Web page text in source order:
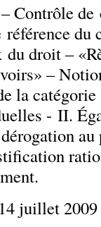
Contrôle
du
droit –
–
la
- II.
juillet 2009